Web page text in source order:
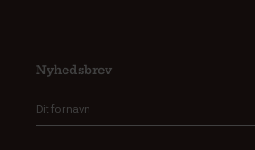
Nyhedsbrev